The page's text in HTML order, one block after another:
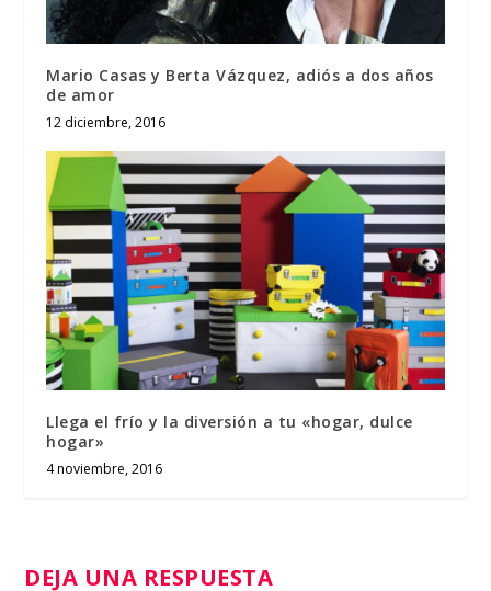
Mario Casas y Berta Vázquez, adiós a dos años
de amor
12 diciembre, 2016
Llega el frío y la diversión a tu «hogar, dulce
hogar»
4 noviembre, 2016
DEJA UNA RESPUESTA